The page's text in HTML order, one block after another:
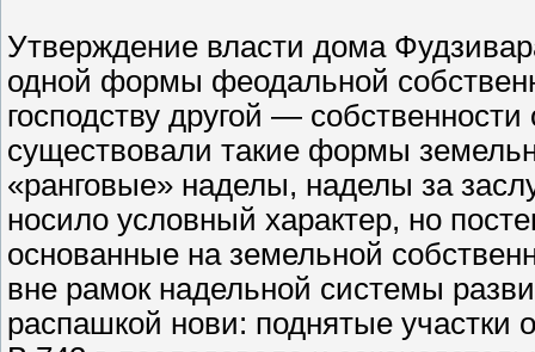
Утверждение власти дома
одной формы феодальной
господству другой —
существовали такие формы
«ранговые» наделы, наделы за
носило условный характер, но
основанные на земельной
вне рамок надельной системы
распашкой нови: поднятые участки